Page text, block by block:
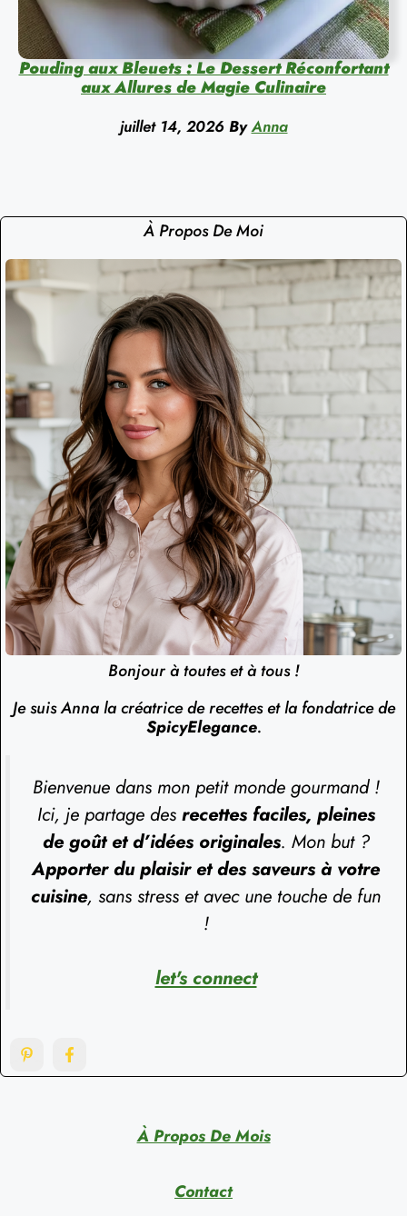
Pouding aux Bleuets : Le Dessert Réconfortant
aux Allures de Magie Culinaire
juillet 14, 2026 By Anna
À Propos De Moi
Bonjour à toutes et à tous !
Je suis Anna la créatrice de recettes et la fondatrice de
SpicyElegance.
Bienvenue dans mon petit monde gourmand !
Ici, je partage des recettes faciles, pleines
de goût et d’idées originales. Mon but ?
Apporter du plaisir et des saveurs à votre
cuisine, sans stress et avec une touche de fun
!
let's connect
À Propos De Mois
Contact